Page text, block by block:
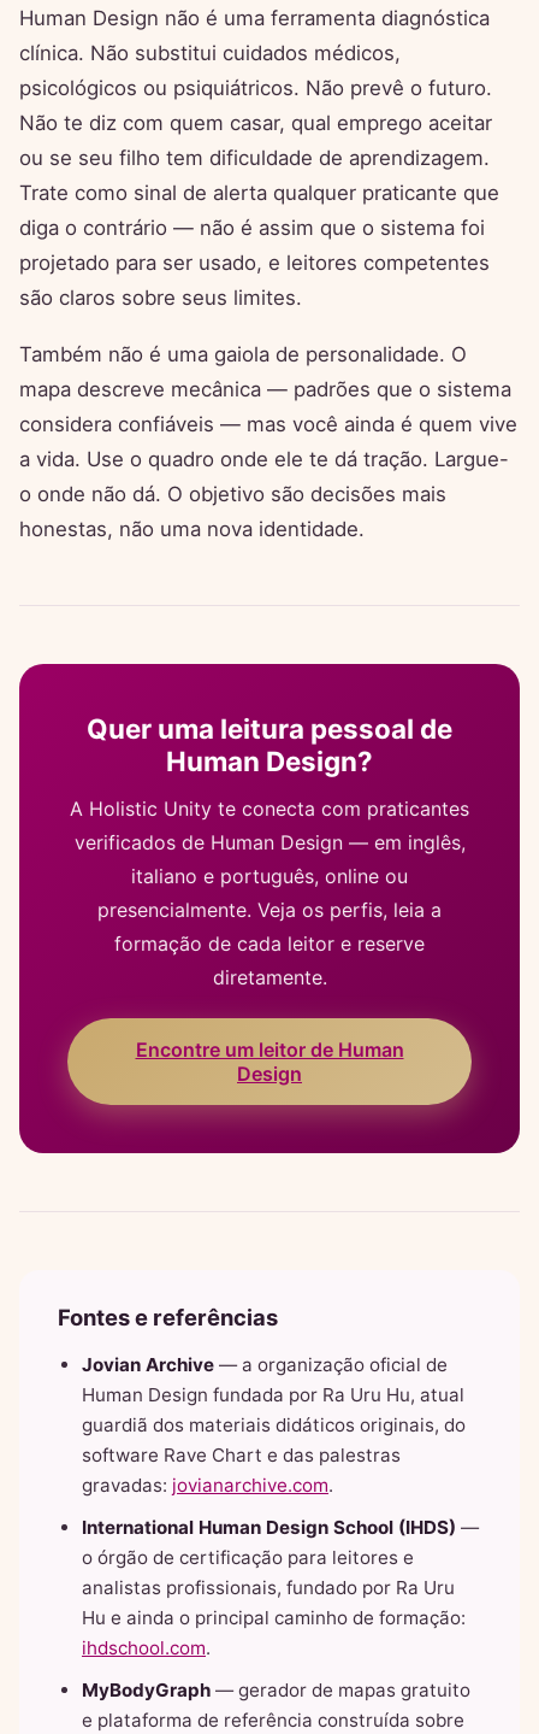
Human Design não é uma ferramenta diagnóstica
clínica. Não substitui cuidados médicos,
psicológicos ou psiquiátricos. Não prevê o futuro.
Não te diz com quem casar, qual emprego aceitar
ou se seu filho tem dificuldade de aprendizagem.
Trate como sinal de alerta qualquer praticante que
diga o contrário — não é assim que o sistema foi
projetado para ser usado, e leitores competentes
são claros sobre seus limites.
Também não é uma gaiola de personalidade. O
mapa descreve mecânica — padrões que o sistema
considera confiáveis — mas você ainda é quem vive
a vida. Use o quadro onde ele te dá tração. Largue-
o onde não dá. O objetivo são decisões mais
honestas, não uma nova identidade.
Quer uma leitura pessoal de
Human Design?
A Holistic Unity te conecta com praticantes
verificados de Human Design — em inglês,
italiano e português, online ou
presencialmente. Veja os perfis, leia a
formação de cada leitor e reserve
diretamente.
Encontre um leitor de Human
Design
Fontes e referências
Jovian Archive — a organização oficial de
Human Design fundada por Ra Uru Hu, atual
guardiã dos materiais didáticos originais, do
software Rave Chart e das palestras
gravadas: jovianarchive.com.
International Human Design School (IHDS) —
o órgão de certificação para leitores e
analistas profissionais, fundado por Ra Uru
Hu e ainda o principal caminho de formação:
ihdschool.com.
MyBodyGraph — gerador de mapas gratuito
e plataforma de referência construída sobre